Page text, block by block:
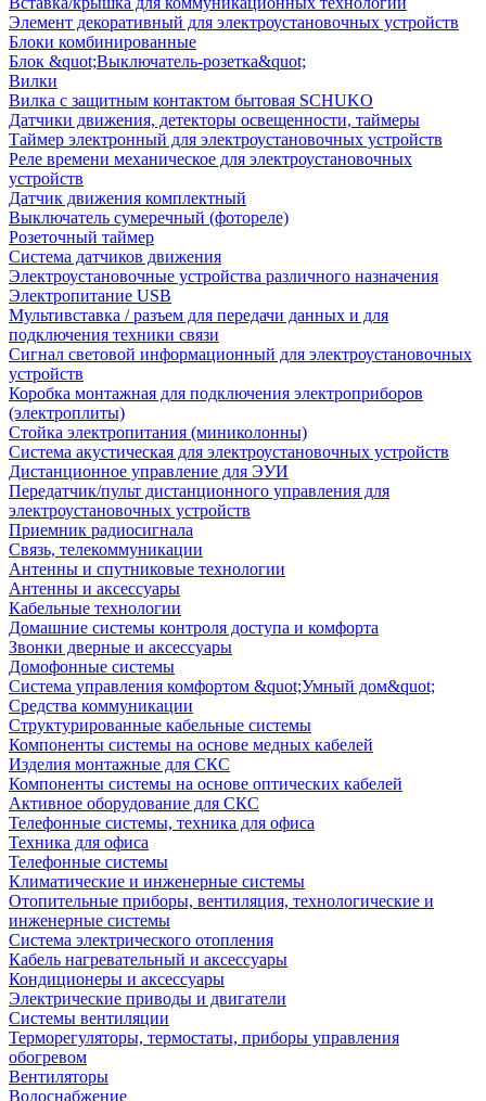
Элемент декоративный для электроустановочных устройств
Блоки комбинированные
Блок &quot;Выключатель-розетка&quot;
Вилки
Вилка с защитным контактом бытовая SCHUKO
Датчики движения, детекторы освещенности, таймеры
Таймер электронный для электроустановочных устройств
Реле времени механическое для электроустановочных
устройств
Датчик движения комплектный
Выключатель сумеречный (фотореле)
Розеточный таймер
Система датчиков движения
Электроустановочные устройства различного назначения
Электропитание USB
Мультивставка / разъем для передачи данных и для
подключения техники связи
Сигнал световой информационный для электроустановочных
устройств
Коробка монтажная для подключения электроприборов
(электроплиты)
Стойка электропитания (миниколонны)
Система акустическая для электроустановочных устройств
Дистанционное управление для ЭУИ
Передатчик/пульт дистанционного управления для
электроустановочных устройств
Приемник радиосигнала
Связь, телекоммуникации
Антенны и спутниковые технологии
Антенны и аксессуары
Кабельные технологии
Домашние системы контроля доступа и комфорта
Звонки дверные и аксессуары
Домофонные системы
Система управления комфортом &quot;Умный дом&quot;
Средства коммуникации
Структурированные кабельные системы
Компоненты системы на основе медных кабелей
Изделия монтажные для СКС
Компоненты системы на основе оптических кабелей
Активное оборудование для СКС
Телефонные системы, техника для офиса
Техника для офиса
Телефонные системы
Климатические и инженерные системы
Отопительные приборы, вентиляция, технологические и
инженерные системы
Система электрического отопления
Кабель нагревательный и аксессуары
Кондиционеры и аксессуары
Электрические приводы и двигатели
Системы вентиляции
Терморегуляторы, термостаты, приборы управления
обогревом
Вентиляторы
Водоснабжение